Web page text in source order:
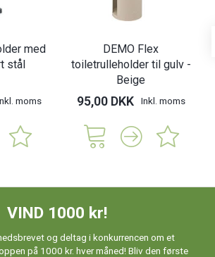
med
stål
moms
DEMO Flex
toiletrulleholder til gulv -
Beige
95,00 DKK Inkl. moms
VIND 1000 kr!
og deltag i konkurrencen om et
på 1000 kr. hver måned! Bliv den første